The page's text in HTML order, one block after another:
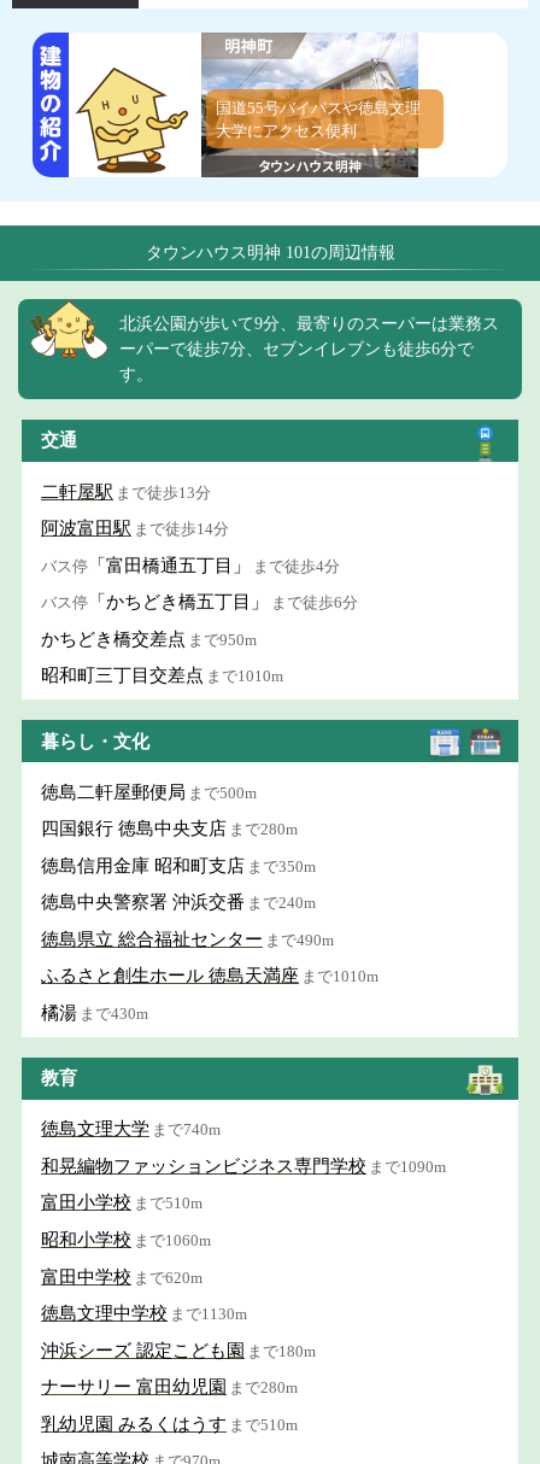
国道55号バイパスや徳島文理
大学にアクセス便利
タウンハウス明神 101の周辺情報
北浜公園が歩いて9分、最寄りのスーパーは業務ス
ーパーで徒歩7分、セブンイレブンも徒歩6分で
す。
交通
二軒屋駅 まで徒歩13分
阿波富田駅 まで徒歩14分
バス停 「富田橋通五丁目」 まで徒歩4分
バス停 「かちどき橋五丁目」 まで徒歩6分
かちどき橋交差点 まで950m
昭和町三丁目交差点 まで1010m
暮らし・文化
徳島二軒屋郵便局 まで500m
四国銀行 徳島中央支店 まで280m
徳島信用金庫 昭和町支店 まで350m
徳島中央警察署 沖浜交番 まで240m
徳島県立 総合福祉センター まで490m
ふるさと創生ホール 徳島天満座 まで1010m
橘湯 まで430m
教育
徳島文理大学 まで740m
和晃編物ファッションビジネス専門学校 まで1090m
富田小学校 まで510m
昭和小学校 まで1060m
富田中学校 まで620m
徳島文理中学校 まで1130m
沖浜シーズ 認定こども園 まで180m
ナーサリー 富田幼児園 まで280m
乳幼児園 みるくはうす まで510m